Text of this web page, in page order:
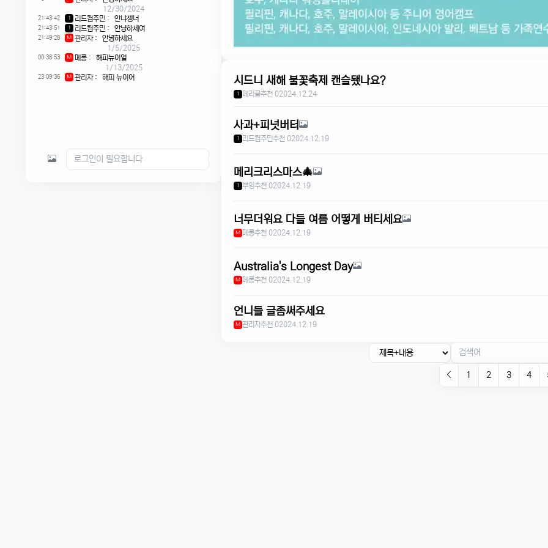
12/30/2024
21:43:42 1 리드컴주민 : 안냐셍너
21:43:51 1 리드컴주민 : 안냥하세여
21:49:28 M 관리자:
안녕하세요
1/5/2025
00:38:53 M 메롱:
해피뉴이얼
1/13/2025
23:09:36 M 관리자: 해피 뉴이어 시드니 새해 불꽃축제 캔슬됐나요?
1 메리클추천 02024.12.24
사과+피넛버터
1 리드컴주민추천 02024.12.19
메리크리스마스🎄
1 뿌잉추천 02024.12.19
너무더워요 다들 여름 어떻게 버티세요
M 메롱추천 02024.12.19
Australia's Longest Day
M 메롱추천 02024.12.19
언니들 글좀써주세요
M 관리자추천 02024.12.19
1 2 3 4